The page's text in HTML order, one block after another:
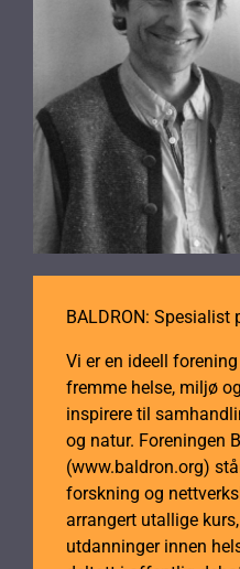
BALDRON: Spesialist
Vi er en ideell
fremme helse, miljø
inspirere til
og natur. Foreningen
(www.baldron.org)
forskning og
arrangert utallige
utdanninger innen